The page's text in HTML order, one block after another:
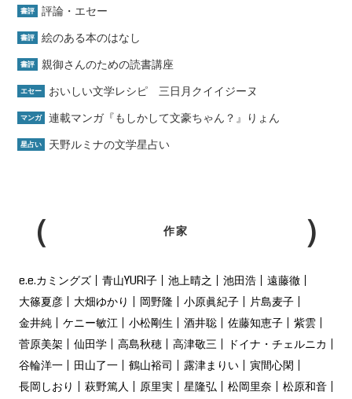
書評 評論・エセー
書評 絵のある本のはなし
書評 親御さんのための読書講座
エセー おいしい文学レシピ 三日月クイイジーヌ
マンガ 連載マンガ『もしかして文豪ちゃん？』りょん
星占い 天野ルミナの文学星占い
作家
e.e.カミングズ 青山YURI子 池上晴之 池田浩
遠藤徹
大篠夏彦
大畑ゆかり 岡野隆 小原眞紀子
片島麦子
金井純
ケニー敏江 小松剛生 酒井聡 佐藤知恵子
紫雲
菅原美架
仙田学 高島秋穂 高津敬三
ドイナ・チェルニカ
谷輪洋一
田山了一 鶴山裕司 露津まりい
寅間心閑
長岡しおり
萩野篤人 原里実 星隆弘 松岡里奈
松原和音